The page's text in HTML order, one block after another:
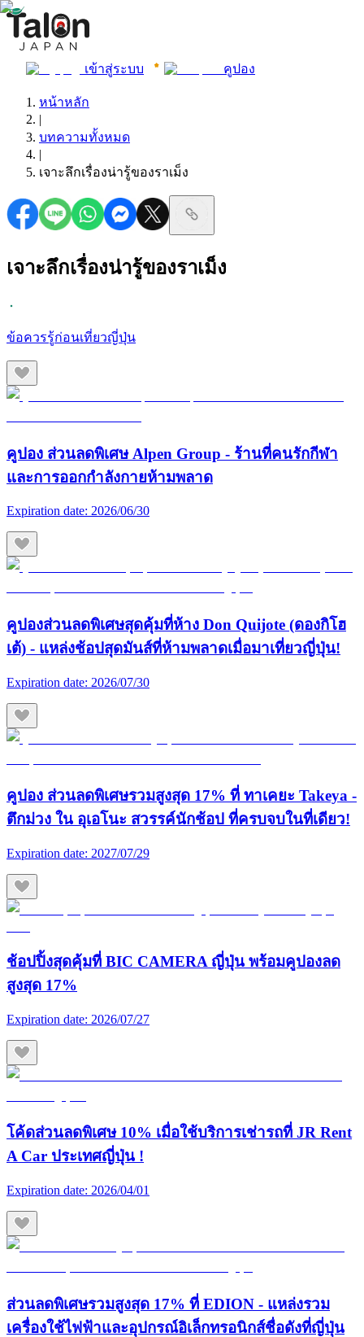
เข้าสู่ระบบ คูปอง
หน้าหลัก
|
บทความทั้งหมด
|
เจาะลึกเรื่องน่ารู้ของราเม็ง
เจาะลึกเรื่องน่ารู้ของราเม็ง
ข้อควรรู้ก่อนเที่ยวญี่ปุ่น
คูปอง ส่วนลดพิเศษ Alpen Group - ร้านที่คนรักกีฬา
และการออกกำลังกายห้ามพลาด
Expiration date: 2026/06/30
คูปองส่วนลดพิเศษสุดคุ้มที่ห้าง Don Quijote (ดองกิโฮ
เต้) - แหล่งช้อปสุดมันส์ที่ห้ามพลาดเมื่อมาเที่ยวญี่ปุ่น!
Expiration date: 2026/07/30
คูปอง ส่วนลดพิเศษรวมสูงสุด 17% ที่ ทาเคยะ Takeya -
ตึกม่วง ใน อุเอโนะ สวรรค์นักช้อป ที่ครบจบในที่เดียว!
Expiration date: 2027/07/29
ช้อปปิ้งสุดคุ้มที่ BIC CAMERA ญี่ปุ่น พร้อมคูปองลด
สูงสุด 17%
Expiration date: 2026/07/27
โค้ดส่วนลดพิเศษ 10% เมื่อใช้บริการเช่ารถที่ JR Rent
A Car ประเทศญี่ปุ่น !
Expiration date: 2026/04/01
ส่วนลดพิเศษรวมสูงสุด 17% ที่ EDION - แหล่งรวม
เครื่องใช้ไฟฟ้าและอุปกรณ์อิเล็กทรอนิกส์ชื่อดังที่ญี่ปุ่น